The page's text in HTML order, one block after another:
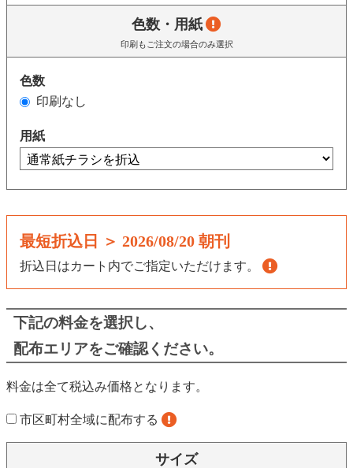
色数・用紙
印刷もご注文の場合のみ選択
色数
印刷なし
用紙
最短折込日 ＞ 2026/08/20 朝刊
折込日はカート内でご指定いただけます。
下記の料金を選択し、
配布エリアをご確認ください。
料金は全て税込み価格となります。
市区町村全域に配布する
サイズ